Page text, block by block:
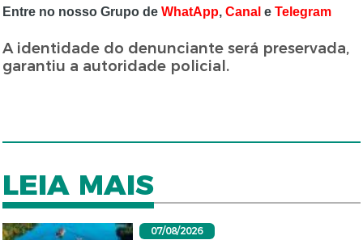
Entre no nosso Grupo deWhatApp,Canal eTelegram
A identidade do denunciante será preservada,
garantiu a autoridade policial.
LEIA MAIS
07/08/2026